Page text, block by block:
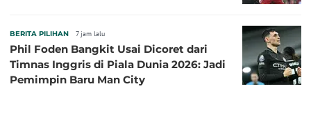
BERITA PILIHAN 7 jam lalu
Phil Foden Bangkit Usai Dicoret dari
Timnas Inggris di Piala Dunia 2026: Jadi
Pemimpin Baru Man City